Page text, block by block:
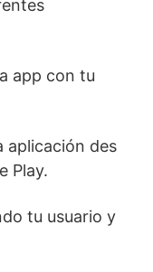
app con tu
aplicación des
Play.
tu usuario y